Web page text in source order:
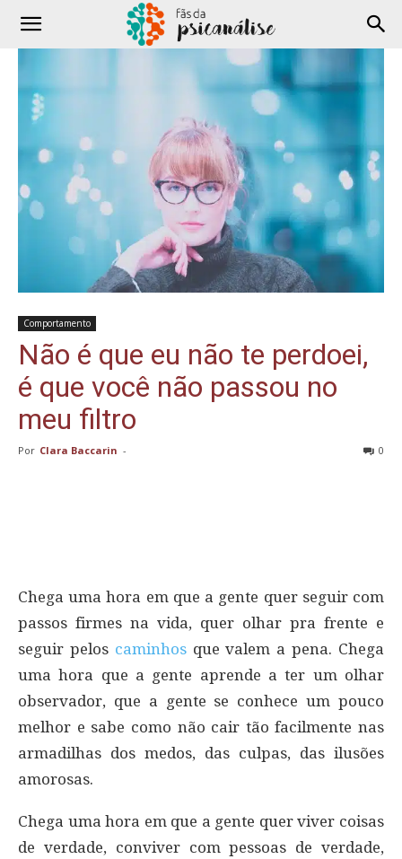
Comportamento
Não é que eu não te perdoei,
é que você não passou no
meu filtro
Por Clara Baccarin - 0
Chega uma hora em que a gente quer seguir com
passos firmes na vida, quer olhar pra frente e
seguir pelos caminhos que valem a pena. Chega
uma hora que a gente aprende a ter um olhar
observador, que a gente se conhece um pouco
melhor e sabe como não cair tão facilmente nas
armadilhas dos medos, das culpas, das ilusões
amorosas.
Chega uma hora em que a gente quer viver coisas
de verdade, conviver com pessoas de verdade,